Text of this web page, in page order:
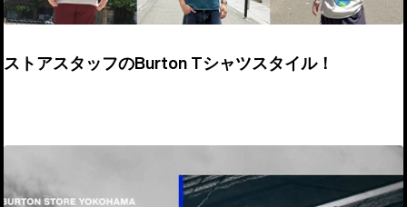
ストアスタッフのBurton Tシャツスタイル！